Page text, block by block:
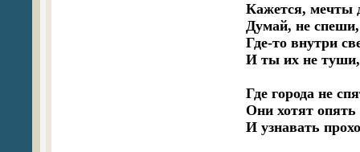
Кажется, мечты
Думай, не
Где-то внутри
И ты их не туши,
Где города не
Они хотят опять
И узнавать